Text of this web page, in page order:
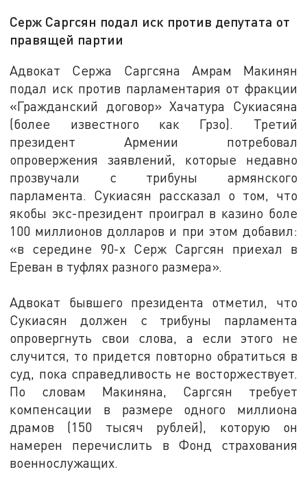
Серж Саргсян подал иск против депутата от
правящей партии
Адвокат Сержа Саргсяна Амрам Макинян
подал иск против парламентария от фракции
«Гражданский договор» Хачатура Сукиасяна
(более известного как Грзо). Третий
президент Армении потребовал
опровержения заявлений, которые недавно
прозвучали с трибуны армянского
парламента. Сукиасян рассказал о том, что
якобы экс-президент проиграл в казино боле
100 миллионов долларов и при этом добавил:
«в середине 90-х Серж Саргсян приехал в
Ереван в туфлях разного размера».
Адвокат бывшего президента отметил, что
Сукиасян должен с трибуны парламента
опровергнуть свои слова, а если этого не
случится, то придется повторно обратиться в
суд, пока справедливость не восторжествует.
По словам Макиняна, Саргсян требует
компенсации в размере одного миллиона
драмов (150 тысяч рублей), которую он
намерен перечислить в Фонд страхования
военнослужащих.